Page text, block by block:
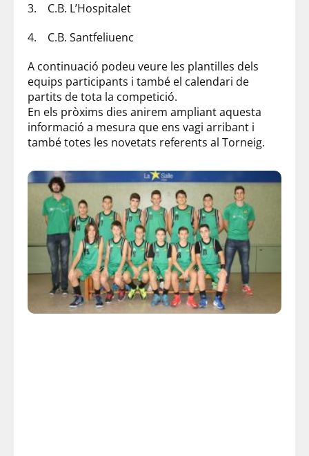
3. C.B. L’Hospitalet
4. C.B. Santfeliuenc
A continuació podeu veure les plantilles dels
equips participants i també el calendari de
partits de tota la competició.
En els pròxims dies anirem ampliant aquesta
informació a mesura que ens vagi arribant i
també totes les novetats referents al Torneig.